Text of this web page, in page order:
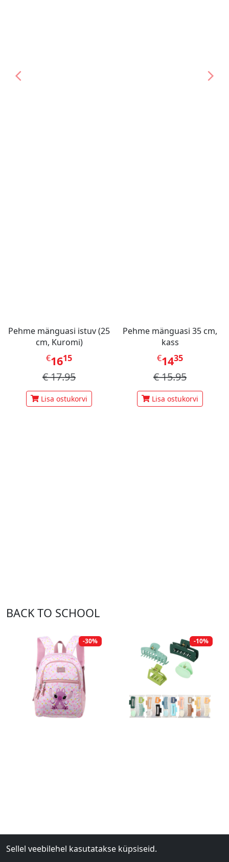
Pehme mänguasi istuv (25
cm, Kuromi)
€1615
€17.95
Lisa ostukorvi
Pehme mänguasi 35 cm,
kass
€1435
€15.95
Lisa ostukorvi
BACK TO SCHOOL
-30% -10%
Sellel veebilehel kasutatakse küpsiseid.